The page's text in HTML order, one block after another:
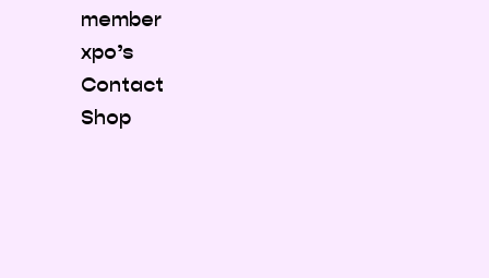
member
xpo’s
Contact
Shop